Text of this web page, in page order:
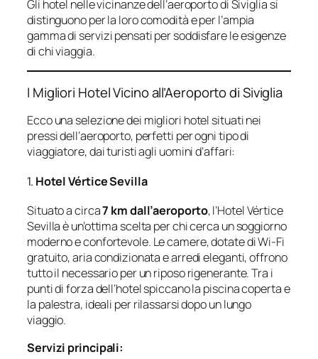
Gli hotel nelle vicinanze dell’aeroporto di Siviglia si
distinguono per la loro comodità e per l’ampia
gamma di servizi pensati per soddisfare le esigenze
di chi viaggia.
I Migliori Hotel Vicino all’Aeroporto di Siviglia
Ecco una selezione dei migliori hotel situati nei
pressi dell’aeroporto, perfetti per ogni tipo di
viaggiatore, dai turisti agli uomini d’affari:
1. Hotel Vértice Sevilla
Situato a circa7 km dall’aeroporto, l’Hotel Vértice
Sevilla è un’ottima scelta per chi cerca un soggiorno
moderno e confortevole. Le camere, dotate di Wi-Fi
gratuito, aria condizionata e arredi eleganti, offrono
tutto il necessario per un riposo rigenerante. Tra i
punti di forza dell’hotel spiccano la piscina coperta e
la palestra, ideali per rilassarsi dopo un lungo
viaggio.
Servizi principali: